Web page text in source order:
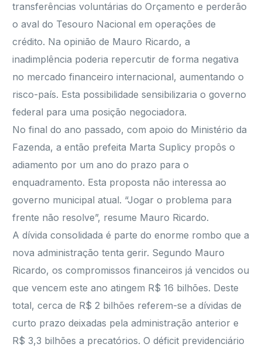
transferências voluntárias do Orçamento e perderão
o aval do Tesouro Nacional em operações de
crédito. Na opinião de Mauro Ricardo, a
inadimplência poderia repercutir de forma negativa
no mercado financeiro internacional, aumentando o
risco-país. Esta possibilidade sensibilizaria o governo
federal para uma posição negociadora.
No final do ano passado, com apoio do Ministério da
Fazenda, a então prefeita Marta Suplicy propôs o
adiamento por um ano do prazo para o
enquadramento. Esta proposta não interessa ao
governo municipal atual. “Jogar o problema para
frente não resolve”, resume Mauro Ricardo.
A dívida consolidada é parte do enorme rombo que a
nova administração tenta gerir. Segundo Mauro
Ricardo, os compromissos financeiros já vencidos ou
que vencem este ano atingem R$ 16 bilhões. Deste
total, cerca de R$ 2 bilhões referem-se a dívidas de
curto prazo deixadas pela administração anterior e
R$ 3,3 bilhões a precatórios. O déficit previdenciário